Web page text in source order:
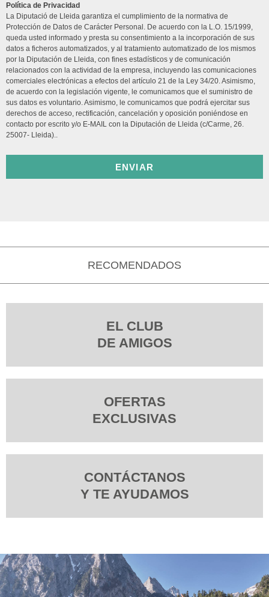
Política de Privacidad
La Diputació de Lleida garantiza el cumplimiento de la normativa de
Protección de Datos de Carácter Personal. De acuerdo con la L.O. 15/1999,
queda usted informado y presta su consentimiento a la incorporación de sus
datos a ficheros automatizados, y al tratamiento automatizado de los mismos
por la Diputación de Lleida, con fines estadísticos y de comunicación
relacionados con la actividad de la empresa, incluyendo las comunicaciones
comerciales electrónicas a efectos del artículo 21 de la Ley 34/20. Asimismo,
de acuerdo con la legislación vigente, le comunicamos que el suministro de
sus datos es voluntario. Asimismo, le comunicamos que podrá ejercitar sus
derechos de acceso, rectificación, cancelación y oposición poniéndose en
contacto por escrito y/o E-MAIL con la Diputación de Lleida (c/Carme, 26.
25007- Lleida)..
ENVIAR
RECOMENDADOS
EL CLUB
DE AMIGOS
OFERTAS
EXCLUSIVAS
CONTÁCTANOS
Y TE AYUDAMOS